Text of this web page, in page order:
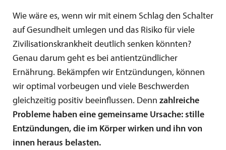
Wie wäre es, wenn wir mit einem Schlag den Schalter
auf Gesundheit umlegen und das Risiko für viele
Zivilisationskrankheit deutlich senken könnten?
Genau darum geht es bei antientzündlicher
Ernährung. Bekämpfen wir Entzündungen, können
wir optimal vorbeugen und viele Beschwerden
gleichzeitig positiv beeinflussen. Denn zahlreiche
Probleme haben eine gemeinsame Ursache: stille
Entzündungen, die im Körper wirken und ihn von
innen heraus belasten.